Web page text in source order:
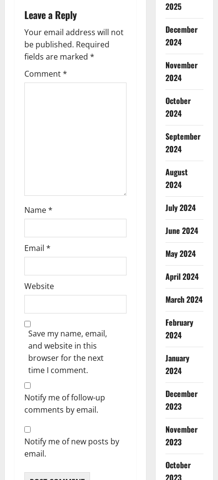
a
v
i
g
Leave a Reply
Your email address will not
be published. Required
fields are marked *
Comment*
Name*
Email *
Website
Save my name, email,
and website in this
browser for the next
time I comment.
Notify me of follow-up
comments by email.
Notify me of new posts by
email.
2025
December
2024
November
2024
October
2024
September
2024
August
2024
July 2024
June 2024
May 2024
April 2024
March 2024
February
2024
January
2024
December
2023
November
2023
October
2023